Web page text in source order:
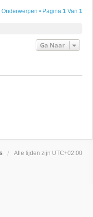
Onderwerpen • Pagina 1 Van 1
Ga Naar
Alle tijden zijn UTC+02:00